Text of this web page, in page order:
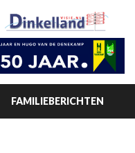
FAMILIEBERICHTEN